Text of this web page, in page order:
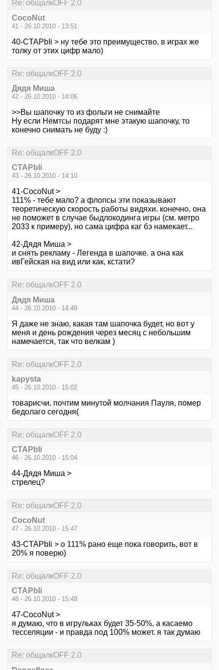
Re: общалкOFF 2.0
CocoNut
41 - 26.10.2010 - 13:51
40-CTAPbIi > ну тебе это преимущество, в играх же
толку от этих цифр мало)
Re: общалкOFF 2.0
Дядя Миша
42 - 26.10.2010 - 14:06
>>Вы шапочку то из фольги не снимайте
Ну если Немтсы подарят мне этакую шапочку, то
конечно снимать не буду :)
Re: общалкOFF 2.0
CTAPbIi
43 - 26.10.2010 - 14:10
41-CocoNut >
111% - тебе мало? а флопсы эти показывают
теоретическую скорость работы видяхи. конечно, она
не поможет в случае быдлокодинга игры (см. метро
2033 к примеру), но сама цифра каг бэ намекает...
42-Дядя Миша >
и снять рекламу - Легенда в шапочке. а она как
ивГейская на вид или как, кстати?
Re: общалкOFF 2.0
Дядя Миша
44 - 26.10.2010 - 14:49
Я даже не знаю, какая там шапочка будет, но вот у
меня и день рождения через месяц с небольшим
намечается, так что велкам )
Re: общалкOFF 2.0
kapysta
45 - 26.10.2010 - 15:02
товарисчи, почтим минутой молчания Пауля, помер
бедолаго сегодня(
Re: общалкOFF 2.0
CTAPbIi
46 - 26.10.2010 - 15:04
44-Дядя Миша >
стрелец?
Re: общалкOFF 2.0
CocoNut
47 - 26.10.2010 - 15:47
43-CTAPbIi > о 111% рано еще пока говорить, вот в
20% я поверю)
Re: общалкOFF 2.0
CTAPbIi
48 - 26.10.2010 - 15:48
47-CocoNut >
я думаю, что в игрульках будет 35-50%, а касаемо
тесселяции - и правда под 100% может. я так думаю
Re: общалкOFF 2.0